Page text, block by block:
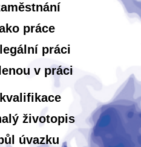
práce
práci
v práci
životopis
úvazku